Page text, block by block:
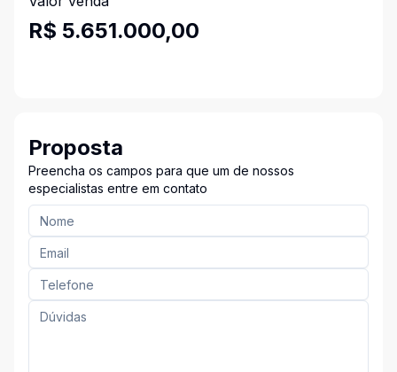
R$ 5.651.000,00
Proposta
Preencha os campos para que um de nossos
especialistas entre em contato